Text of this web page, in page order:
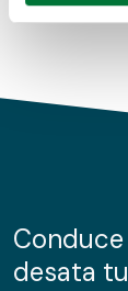
Obtenga
de cookies.
información
nuestros
desata